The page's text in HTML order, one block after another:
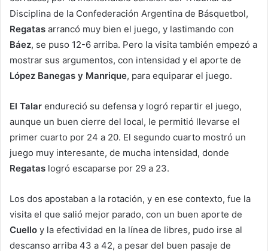
Disciplina de la Confederación Argentina de Básquetbol,
Regatas arrancó muy bien el juego, y lastimando con
Báez, se puso 12-6 arriba. Pero la visita también empezó a
mostrar sus argumentos, con intensidad y el aporte de
López Banegas y Manrique, para equiparar el juego.
El Talar endureció su defensa y logró repartir el juego,
aunque un buen cierre del local, le permitió llevarse el
primer cuarto por 24 a 20. El segundo cuarto mostró un
juego muy interesante, de mucha intensidad, donde
Regatas logró escaparse por 29 a 23.
Los dos apostaban a la rotación, y en ese contexto, fue la
visita el que salió mejor parado, con un buen aporte de
Cuello y la efectividad en la línea de libres, pudo irse al
descanso arriba 43 a 42, a pesar del buen pasaje de